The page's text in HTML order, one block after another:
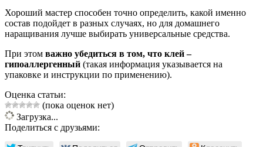
Хороший мастер способен точно определить, какой именно
состав подойдет в разных случаях, но для домашнего
наращивания лучше выбирать универсальные средства.
При этом важно убедиться в том, что клей –
гипоаллергенный (такая информация указывается на
упаковке и инструкции по применению).
Оценка статьи:
(пока оценок нет)
Загрузка...
Поделиться с друзьями: